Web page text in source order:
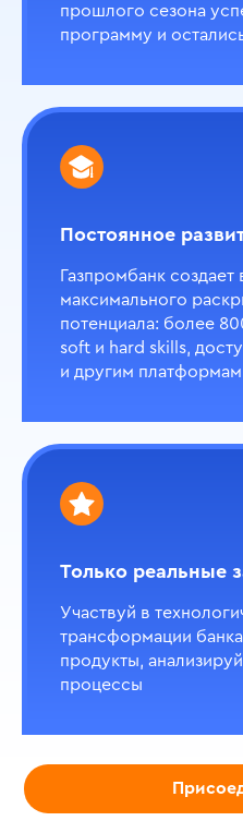
прошлого сезона
программу и
Постоянное
Газпромбанк создает
максимального
потенциала: более
soft и hard skills,
и другим платформам
Только реальные
Участвуй в
трансформации
продукты,
процессы
Операционное
о команде
и операций для
Стратегическое
о команде
Прямые инвестиции